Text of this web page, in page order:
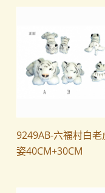
9249AB-六福村白老
姿40CM+30CM